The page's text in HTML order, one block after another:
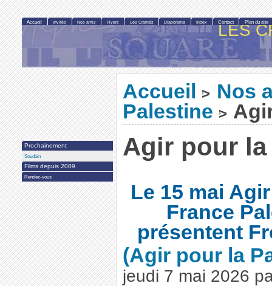
LES
Accueil > Nos
Palestine >
Agir pour
Le 15 mai
France
présentent
(Agir pour la
jeudi 7 mai 2026
Accueil Invités Nos amis Flyers Les Cramés Diaporama Index Contact Plan du site
Prochainement
Soudain
Films depuis 2009
Rendez-vous